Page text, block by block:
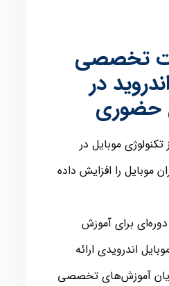
تخصصی
در
حضوری
تکنولوژی موبایل در
موبایل را افزایش داده
دوره‌ای برای آموزش
اندرویدی ارائه
آموزش‌های تخصصی